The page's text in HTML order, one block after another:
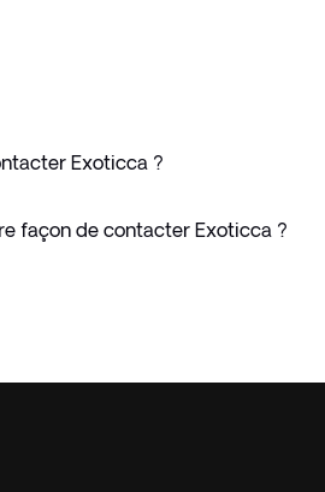
Exoticca ?
façon de contacter Exoticca ?